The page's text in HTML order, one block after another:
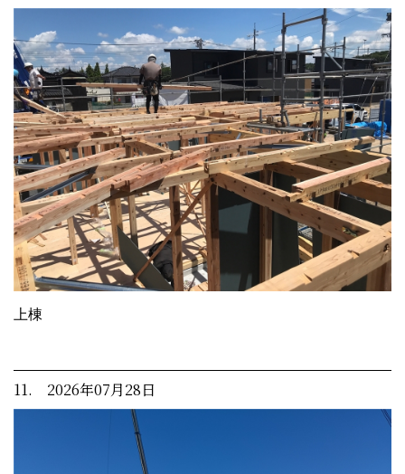
上棟
11. 2026年07月28日